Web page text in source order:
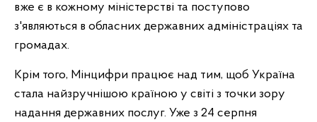
вже є в кожному міністерстві та поступово
з'являються в обласних державних адміністраціях та
громадах.
Крім того, Мінцифри працює над тим, щоб Україна
стала найзручнішою країною у світі з точки зору
надання державних послуг. Уже з 24 серпня